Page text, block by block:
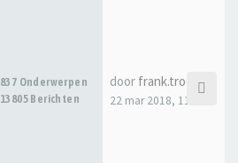
837 Onderwerpen
13805 Berichten
door frank.troch
22 mar 2018, 11:31